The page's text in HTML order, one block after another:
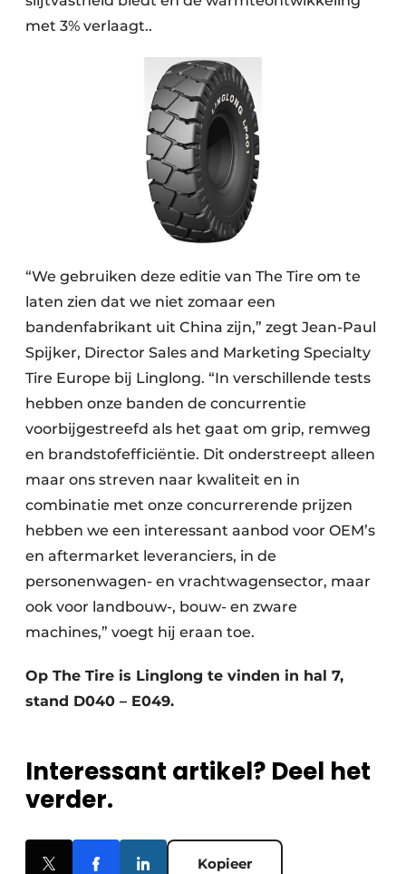
met 3% verlaagt..
“We gebruiken deze editie van The Tire om te
laten zien dat we niet zomaar een
bandenfabrikant uit China zijn,” zegt Jean-Paul
Spijker, Director Sales and Marketing Specialty
Tire Europe bij Linglong. “In verschillende tests
hebben onze banden de concurrentie
voorbijgestreefd als het gaat om grip, remweg
en brandstofefficiëntie. Dit onderstreept alleen
maar ons streven naar kwaliteit en in
combinatie met onze concurrerende prijzen
hebben we een interessant aanbod voor OEM’s
en aftermarket leveranciers, in de
personenwagen- en vrachtwagensector, maar
ook voor landbouw-, bouw- en zware
machines,” voegt hij eraan toe.
Op The Tire is Linglong te vinden in hal 7,
stand D040 – E049.
Interessant artikel? Deel het
verder.
Kopieer